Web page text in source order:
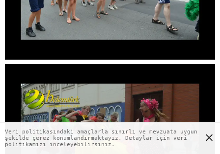
Veri politikasındaki amaçlarla sınırlı ve mevzuata uygun
şekilde çerez konumlandırmaktayız. Detaylar için veri
politikamızı inceleyebilirsiniz.